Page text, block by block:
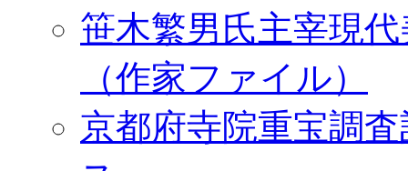
笹木繁男氏主宰現
（作家ファイル）
京都府寺院重宝調